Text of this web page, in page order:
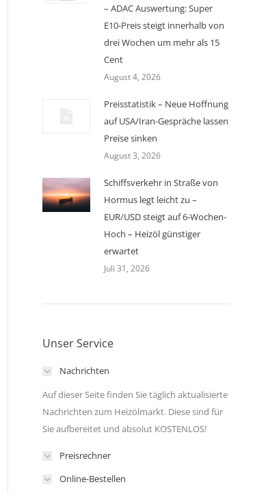
– ADAC Auswertung: Super
E10-Preis steigt innerhalb von
drei Wochen um mehr als 15
Cent
August 4, 2026
Preisstatistik – Neue Hoffnung
auf USA/Iran-Gespräche lassen
Preise sinken
August 3, 2026
Schiffsverkehr in Straße von
Hormus legt leicht zu –
EUR/USD steigt auf 6-Wochen-
Hoch – Heizöl günstiger
erwartet
Juli 31, 2026
Unser Service
Nachrichten
Auf dieser Seite finden Sie täglich aktualisierte
Nachrichten zum Heizölmarkt. Diese sind für
Sie aufbereitet und absolut KOSTENLOS!
Preisrechner
Online-Bestellen